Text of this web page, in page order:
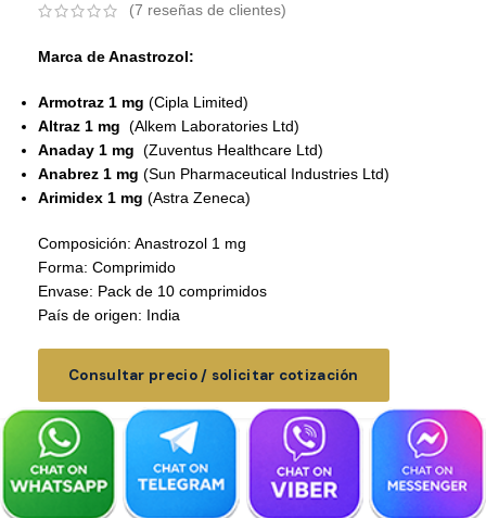
(7 reseñas de clientes)
Marca de Anastrozol:
Armotraz 1 mg (Cipla Limited)
Altraz 1 mg (Alkem Laboratories Ltd)
Anaday 1 mg (Zuventus Healthcare Ltd)
Anabrez 1 mg (Sun Pharmaceutical Industries Ltd)
Arimidex 1 mg (Astra Zeneca)
Composición: Anastrozol 1 mg
Forma: Comprimido
Envase: Pack de 10 comprimidos
País de origen: India
Consultar precio / solicitar cotización